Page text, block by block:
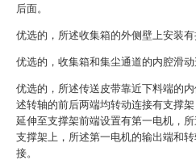
后面。
优选的，所述收集箱的外侧壁上安装有
优选的，收集箱和集尘通道的内腔滑动
优选的，所述传送皮带靠近下料端的
述转轴的前后两端均转动连接有支撑
延伸至支撑架前端设置有第一电机，
支撑架上，所述第一电机的输出端和
接。